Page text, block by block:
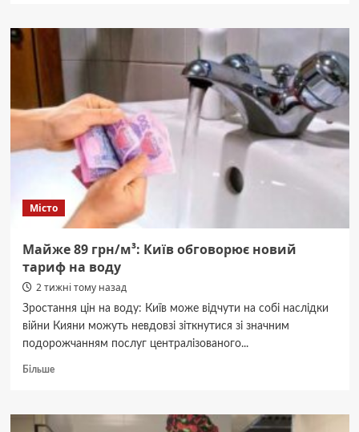
Шлях
Липня:
для
Всіх
Знаків
Зодіаку
Місто
Майже 89 грн/м³: Київ обговорює новий
тариф на воду
2 тижні тому назад
Зростання цін на воду: Київ може відчути на собі наслідки
війни Кияни можуть невдовзі зіткнутися зі значним
подорожчанням послуг централізованого...
БільшеДокладніше
89